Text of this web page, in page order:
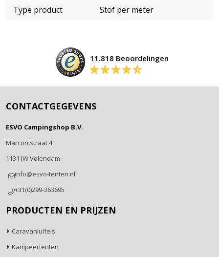
Type product
Stof per meter
11.818 Beoordelingen
CONTACTGEGEVENS
ESVO Campingshop B.V.
Marconistraat 4
1131 JW Volendam
info@esvo-tenten.nl
+31(0)299-363695
PRODUCTEN EN PRIJZEN
Caravanluifels
Kampeertenten